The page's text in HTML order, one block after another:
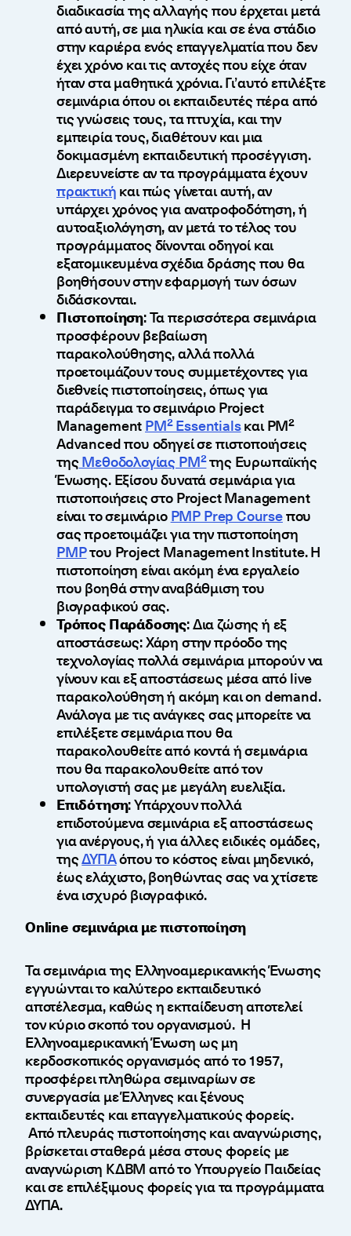
διαδικασία της αλλαγής που έρχεται μετά
από αυτή, σε μια ηλικία και σε ένα στάδιο
στην καριέρα ενός επαγγελματία που δεν
έχει χρόνο και τις αντοχές που είχε όταν
ήταν στα μαθητικά χρόνια. Γι’αυτό επιλέξτε
σεμινάρια όπου οι εκπαιδευτές πέρα από
τις γνώσεις τους, τα πτυχία, και την
εμπειρία τους, διαθέτουν και μια
δοκιμασμένη εκπαιδευτική προσέγγιση.
Διερευνείστε αν τα προγράμματα έχουν
πρακτικήκαι πώς γίνεται αυτή, αν
υπάρχει χρόνος για ανατροφοδότηση, ή
αυτοαξιολόγηση, αν μετά το τέλος του
προγράμματος δίνονται οδηγοί και
εξατομικευμένα σχέδια δράσης που θα
βοηθήσουν στην εφαρμογή των όσων
διδάσκονται.
Πιστοποίηση: Τα περισσότερα σεμινάρια
προσφέρουν βεβαίωση
παρακολούθησης, αλλά πολλά
προετοιμάζουν τους συμμετέχοντες για
διεθνείς πιστοποίησεις, όπως για
παράδειγμα το σεμινάριο Project
ManagementPM² Essentialsκαι PΜ²
Advanced που οδηγεί σε πιστοποιήσεις
τηςΜεθοδολογίας PM²της Ευρωπαϊκής
Ένωσης. Εξίσου δυνατά σεμινάρια για
πιστοποιήσεις στο Project Management
είναι το σεμινάριοPMP Prep Courseπου
σας προετοιμάζει για την πιστοποίηση
PMPτου Project Management Institute. Η
πιστοποίηση είναι ακόμη ένα εργαλείο
που βοηθά στην αναβάθμιση του
βιογραφικού σας.
Τρόπος Παράδοσης: Δια ζώσης ή εξ
αποστάσεως: Χάρη στην πρόοδο της
τεχνολογίας πολλά σεμινάρια μπορούν να
γίνουν και εξ αποστάσεως μέσα από live
παρακολούθηση ή ακόμη και on demand.
Ανάλογα με τις ανάγκες σας μπορείτε να
επιλέξετε σεμινάρια που θα
παρακολουθείτε από κοντά ή σεμινάρια
που θα παρακολουθείτε από τον
υπολογιστή σας με μεγάλη ευελιξία.
Επιδότηση: Υπάρχουν πολλά
επιδοτούμενα σεμινάρια εξ αποστάσεως
για ανέργους, ή για άλλες ειδικές ομάδες,
τηςΔΥΠΑόπου το κόστος είναι μηδενικό,
έως ελάχιστο, βοηθώντας σας να χτίσετε
ένα ισχυρό βιογραφικό.
Online σεμινάρια με πιστοποίηση
Τα σεμινάρια της Ελληνοαμερικανικής Ένωσης
εγγυώνται το καλύτερο εκπαιδευτικό
αποτέλεσμα, καθώς η εκπαίδευση αποτελεί
τον κύριο σκοπό του οργανισμού. Η
Ελληνοαμερικανική Ένωση ως μη
κερδοσκοπικός οργανισμός από το 1957,
προσφέρει πληθώρα σεμιναρίων σε
συνεργασία με Έλληνες και ξένους
εκπαιδευτές και επαγγελματικούς φορείς.
Από πλευράς πιστοποίησης και αναγνώρισης,
βρίσκεται σταθερά μέσα στους φορείς με
αναγνώριση ΚΔΒΜ από το Υπουργείο Παιδείας
και σε επιλέξιμους φορείς για τα προγράμματα
ΔΥΠΑ.